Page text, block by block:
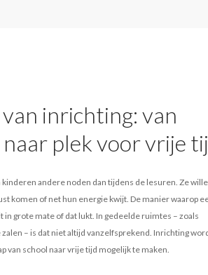
inrichting: van
plek voor vrije
kinderen andere noden dan tijdens de lesuren. Ze
komen of net hun energie kwijt. De manier waarop
in grote mate of dat lukt. In gedeelde ruimtes – zoals
– is dat niet altijd vanzelfsprekend. Inrichting
van school naar vrije tijd mogelijk te maken.